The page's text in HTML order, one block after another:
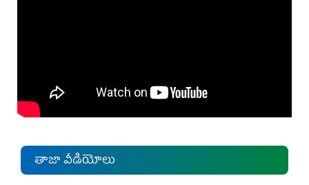
తాజా వీడియోలు